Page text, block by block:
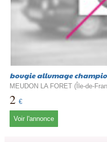
bougie allumage
MEUDON LA FORET (Île-de-
2 €
Voir l'annonce